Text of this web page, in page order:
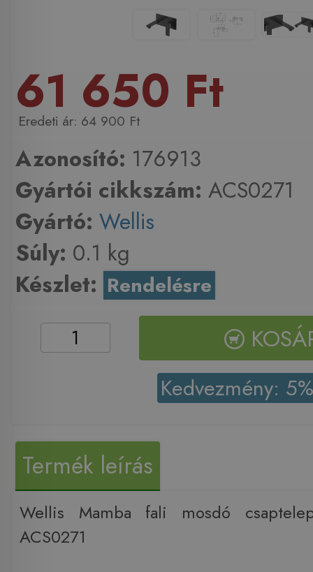
61 650 Ft
64 900 Ft
Azonosító: 176913
Gyártói cikkszám: ACS0271
Gyártó: Wellis
Súly: 0.1 kg
Készlet: Rendelésre
Kedvezmény:
Termék leírás
Wellis Mamba fali mosdó
ACS0271